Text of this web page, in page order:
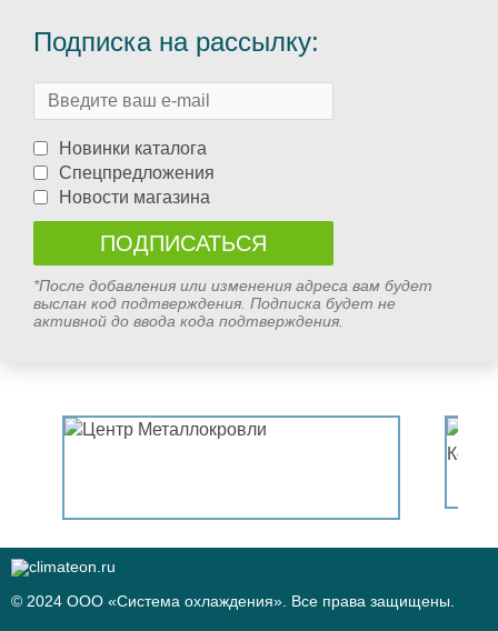
Подписка на рассылку:
Новинки каталога
Спецпредложения
Новости магазина
*После добавления или изменения адреса вам будет
выслан код подтверждения. Подписка будет не
активной до ввода кода подтверждения.
© 2024 ООО «Система охлаждения». Все права защищены.